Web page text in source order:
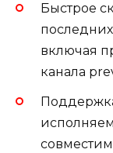
Быстрое
включая
канала